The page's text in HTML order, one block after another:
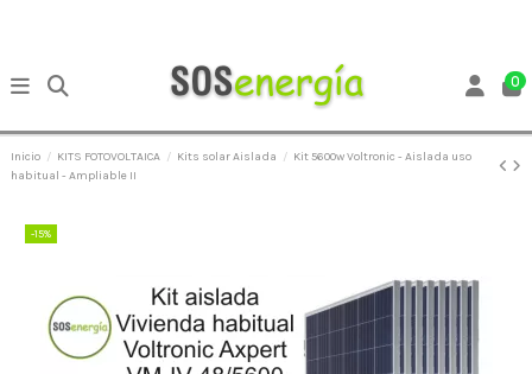
0
Inicio KITS FOTOVOLTAICA Kits solar Aislada
Kit 5600w Voltronic - Aislada uso
habitual - Ampliable II
-15%